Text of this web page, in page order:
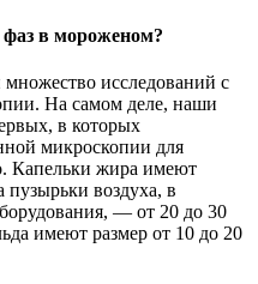
в мороженом?
исследований с
На самом деле, наши
в которых
микроскопии для
Капельки жира имеют
пузырьки воздуха, в
— от 20 до 30
имеют размер от 10 до 20